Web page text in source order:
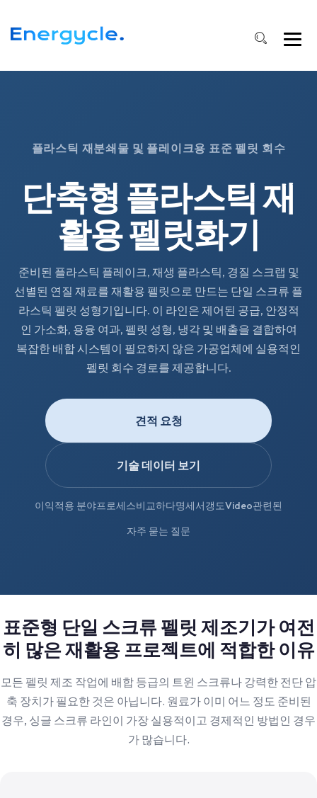
플라스틱 재분쇄물 및 플레이크용 표준 펠릿 회수
단축형 플라스틱 재
활용 펠릿화기
준비된 플라스틱 플레이크, 재생 플라스틱, 경질 스크랩 및
선별된 연질 재료를 재활용 펠릿으로 만드는 단일 스크류 플
라스틱 펠릿 성형기입니다. 이 라인은 제어된 공급, 안정적
인 가소화, 용융 여과, 펠릿 성형, 냉각 및 배출을 결합하여
복잡한 배합 시스템이 필요하지 않은 가공업체에 실용적인
펠릿 회수 경로를 제공합니다.
견적 요청
기술 데이터 보기
이익적용 분야프로세스비교하다명세서갱도Video관련된
자주 묻는 질문
표준형 단일 스크류 펠릿 제조기가 여전
히 많은 재활용 프로젝트에 적합한 이유
모든 펠릿 제조 작업에 배합 등급의 트윈 스크류나 강력한 전단 압
축 장치가 필요한 것은 아닙니다. 원료가 이미 어느 정도 준비된
경우, 싱글 스크류 라인이 가장 실용적이고 경제적인 방법인 경우
가 많습니다.